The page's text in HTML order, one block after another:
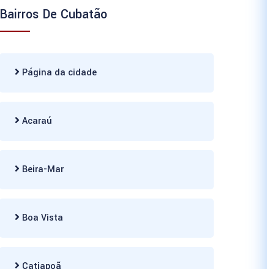
Bairros De Cubatão
Página da cidade
Acaraú
Beira-Mar
Boa Vista
Catiapoã